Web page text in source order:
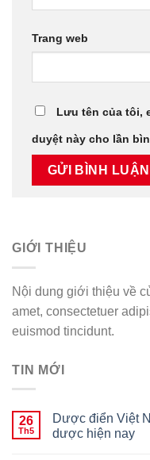
Trang web
Lưu tên của tôi,
duyệt này cho lần
GIỚI THIỆU
Nội dung giới thiệu về
amet, consectetuer
euismod tincidunt.
TIN MỚI
26
Th5
Dược điển Việt
dược hiện nay